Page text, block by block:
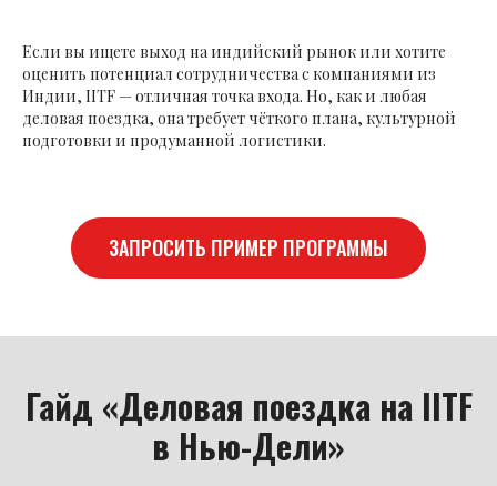
Если вы ищете выход на индийский рынок или хотите
оценить потенциал сотрудничества с компаниями из
Индии, IITF — отличная точка входа. Но, как и любая
деловая поездка, она требует чёткого плана, культурной
подготовки и продуманной логистики.
ЗАПРОСИТЬ ПРИМЕР ПРОГРАММЫ
Гайд «Деловая поездка на IITF
в Нью-Дели»